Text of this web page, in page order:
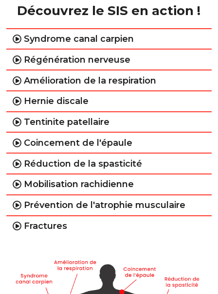
Découvrez le SIS en action !
Syndrome canal carpien
Régénération nerveuse
Amélioration de la respiration
Hernie discale
Tentinite patellaire
Coincement de l'épaule
Réduction de la spasticité
Mobilisation rachidienne
Prévention de l'atrophie musculaire
Fractures